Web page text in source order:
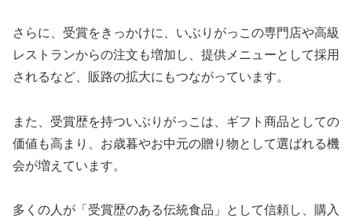
さらに、受賞をきっかけに、いぶりがっこの専門店や高級
レストランからの注文も増加し、提供メニューとして採用
されるなど、販路の拡大にもつながっています。
また、受賞歴を持ついぶりがっこは、ギフト商品としての
価値も高まり、お歳暮やお中元の贈り物として選ばれる機
会が増えています。
多くの人が「受賞歴のある伝統食品」として信頼し、購入